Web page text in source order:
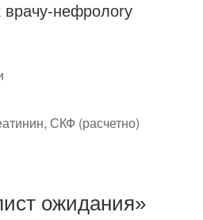
врачу-нефролоry
СКФ (расчетно)
ожидания»